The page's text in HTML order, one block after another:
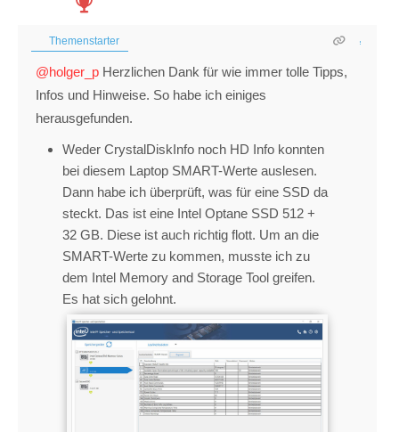
Themenstarter
@holger_p Herzlichen Dank für wie immer tolle Tipps,
Infos und Hinweise. So habe ich einiges
herausgefunden.
Weder CrystalDiskInfo noch HD Info konnten
bei diesem Laptop SMART-Werte auslesen.
Dann habe ich überprüft, was für eine SSD da
steckt. Das ist eine Intel Optane SSD 512 +
32 GB. Diese ist auch richtig flott. Um an die
SMART-Werte zu kommen, musste ich zu
dem Intel Memory and Storage Tool greifen.
Es hat sich gelohnt.